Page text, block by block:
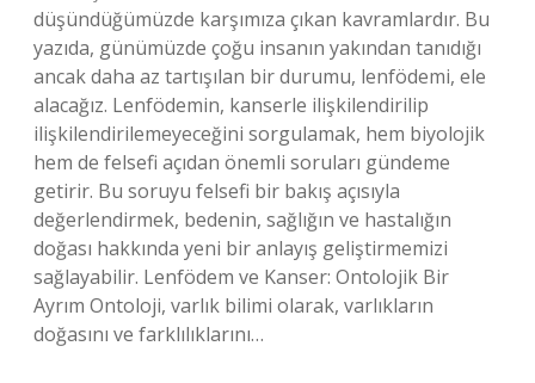
düşündüğümüzde karşımıza çıkan kavramlardır. Bu
yazıda, günümüzde çoğu insanın yakından tanıdığı
ancak daha az tartışılan bir durumu, lenfödemi, ele
alacağız. Lenfödemin, kanserle ilişkilendirilip
ilişkilendirilemeyeceğini sorgulamak, hem biyolojik
hem de felsefi açıdan önemli soruları gündeme
getirir. Bu soruyu felsefi bir bakış açısıyla
değerlendirmek, bedenin, sağlığın ve hastalığın
doğası hakkında yeni bir anlayış geliştirmemizi
sağlayabilir. Lenfödem ve Kanser: Ontolojik Bir
Ayrım Ontoloji, varlık bilimi olarak, varlıkların
doğasını ve farklılıklarını…